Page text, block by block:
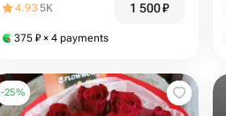
4.935K 1 500₽
375 ₽ × 4 payments
-25%